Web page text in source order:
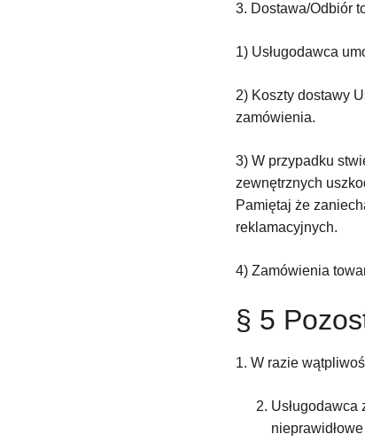
3. Dostawa/Odbiór
1) Usługodawca
2) Koszty dostawy
zamówienia.
3) W przypadku
zewnętrznych
Pamiętaj że
reklamacyjnych.
4) Zamówienia
§ 5
1. W razie